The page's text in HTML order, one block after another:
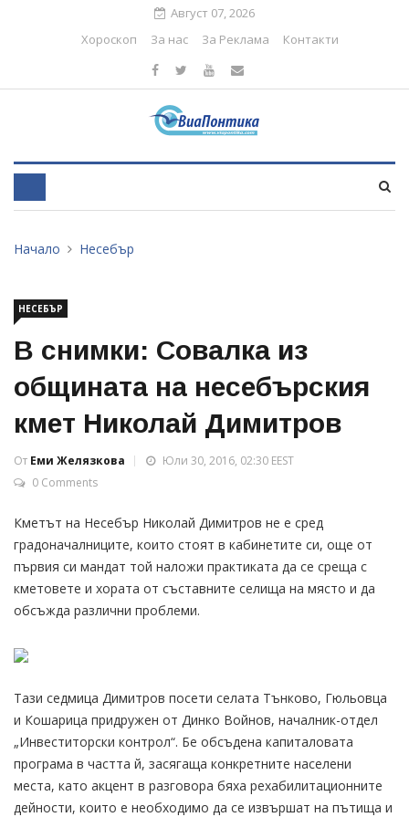
Август 07, 2026
Хороскоп
За нас За Реклама Контакти
Начало Несебър
НЕСЕБЪР
В снимки: Совалка из
общината на несебърския
кмет Николай Димитров
От Еми Желязкова
Юли 30, 2016, 02:30 EEST
0 Comments
Кметът на Несебър Николай Димитров не е сред
градоначалниците, които стоят в кабинетите си, още от
първия си мандат той наложи практиката да се среща с
кметовете и хората от съставните селища на място и да
обсъжда различни проблеми.
Тази седмица Димитров посети селата Тънково, Гюльовца
и Кошарица придружен от Динко Войнов, началник-отдел
„Инвеститорски контрол“. Бе обсъдена капиталовата
програма в частта й, засягаща конкретните населени
места, като акцент в разговора бяха рехабилитационните
дейности, които е необходимо да се извършат на пътища и